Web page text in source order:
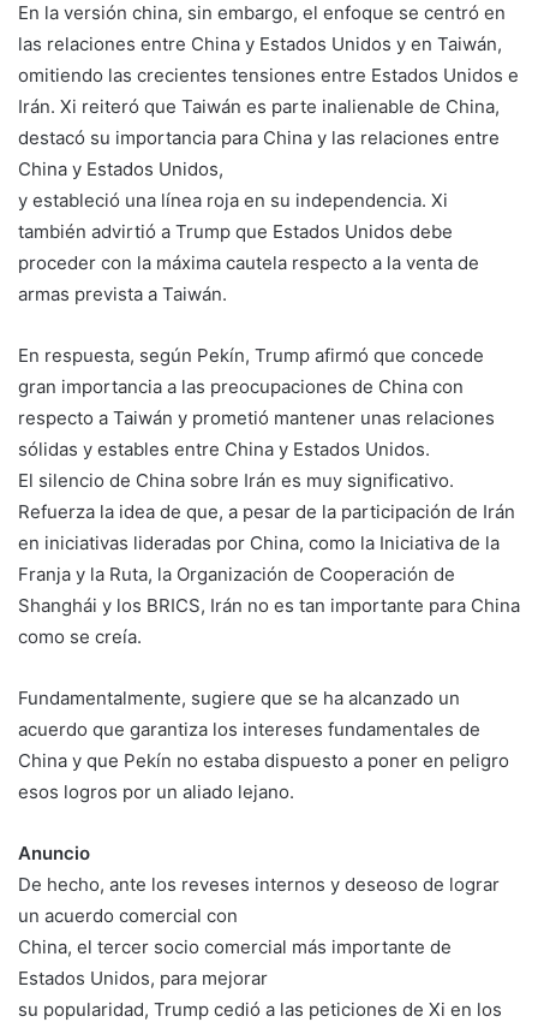
En la versión china, sin embargo, el enfoque se centró en
las relaciones entre China y Estados Unidos y en Taiwán,
omitiendo las crecientes tensiones entre Estados Unidos e
Irán. Xi reiteró que Taiwán es parte inalienable de China,
destacó su importancia para China y las relaciones entre
China y Estados Unidos,
y estableció una línea roja en su independencia. Xi
también advirtió a Trump que Estados Unidos debe
proceder con la máxima cautela respecto a la venta de
armas prevista a Taiwán.
En respuesta, según Pekín, Trump afirmó que concede
gran importancia a las preocupaciones de China con
respecto a Taiwán y prometió mantener unas relaciones
sólidas y estables entre China y Estados Unidos.
El silencio de China sobre Irán es muy significativo.
Refuerza la idea de que, a pesar de la participación de Irán
en iniciativas lideradas por China, como la Iniciativa de la
Franja y la Ruta, la Organización de Cooperación de
Shanghái y los BRICS, Irán no es tan importante para China
como se creía.
Fundamentalmente, sugiere que se ha alcanzado un
acuerdo que garantiza los intereses fundamentales de
China y que Pekín no estaba dispuesto a poner en peligro
esos logros por un aliado lejano.
Anuncio
De hecho, ante los reveses internos y deseoso de lograr
un acuerdo comercial con
China, el tercer socio comercial más importante de
Estados Unidos, para mejorar
su popularidad, Trump cedió a las peticiones de Xi en los